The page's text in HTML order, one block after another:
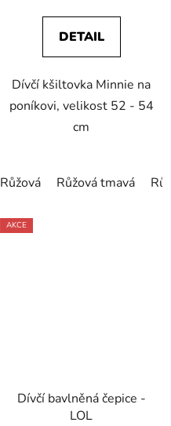
DETAIL
Dívčí kšiltovka Minnie na
poníkovi, velikost 52 - 54
cm
Růžová Růžová tmavá
AKCE
Dívčí bavlněná čepice -
LOL